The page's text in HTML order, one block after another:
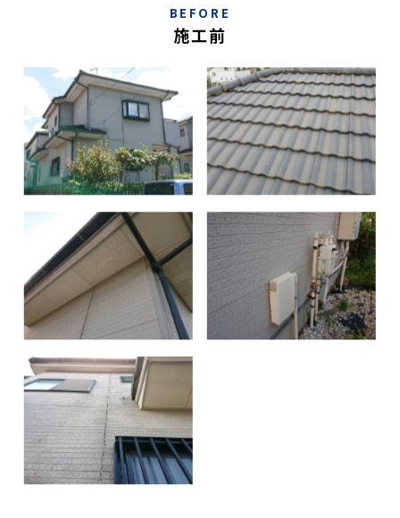
BEFORE
施工前